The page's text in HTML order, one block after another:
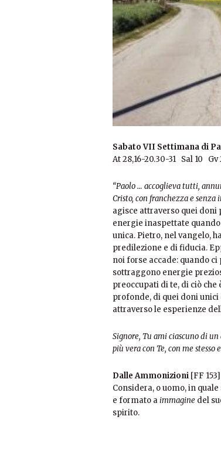
Sabato VII Settimana di
At 28,16-20.30-31 Sal 10 Gv
“Paolo … accoglieva tutti,
Cristo, con franchezza e senza
agisce attraverso quei doni
energie inaspettate
unica. Pietro, nel vangelo,
predilezione e di fiducia.
noi forse accade: quando
sottraggono energie
preoccupati di te, di ciò
profonde, di quei doni
attraverso le esperienze
Signore, Tu ami ciascuno di
più vera con Te, con me stesso
Dalle Ammonizioni [FF 153]
Considera, o uomo, in
e formato aimmagine del
spirito.